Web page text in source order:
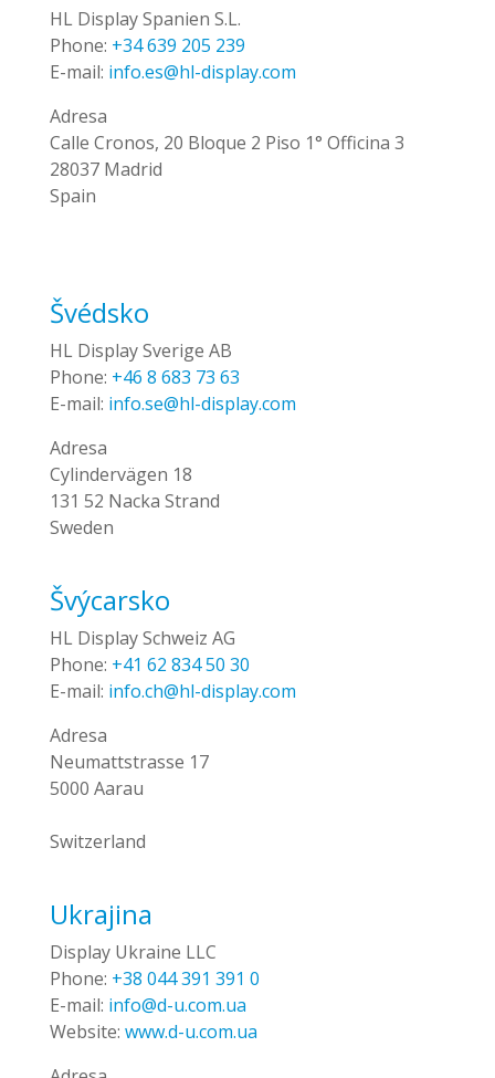
HL Display Spanien S.L.
Phone: +34 639 205 239
E-mail: info.es@hl-display.com
Adresa
Calle Cronos, 20 Bloque 2 Piso 1° Officina 3
28037 Madrid
Spain
Švédsko
HL Display Sverige AB
Phone: +46 8 683 73 63
E-mail: info.se@hl-display.com
Adresa
Cylindervägen 18
131 52 Nacka Strand
Sweden
Švýcarsko
HL Display Schweiz AG
Phone: +41 62 834 50 30
E-mail: info.ch@hl-display.com
Adresa
Neumattstrasse 17
5000 Aarau
Switzerland
Ukrajina
Display Ukraine LLC
Phone: +38 044 391 391 0
E-mail: info@d-u.com.ua
Website: www.d-u.com.ua